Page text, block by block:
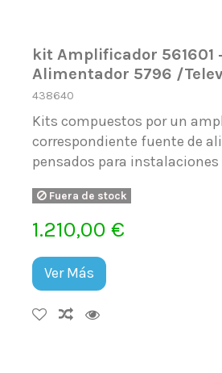
kit Amplificador 561601
Alimentador 5796 /
438640
Kits compuestos por un
correspondiente fuente de
pensados para
Fuera de stock
1.210,00 €
Ver Más